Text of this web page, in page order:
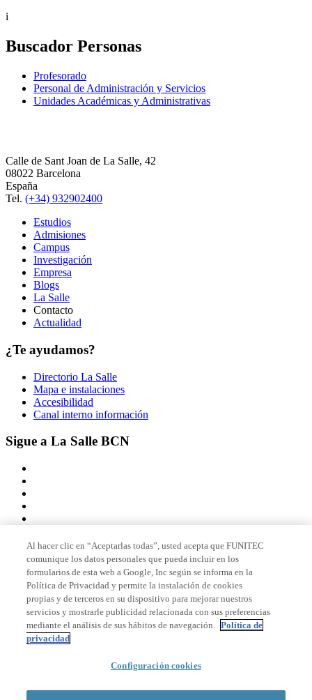
i
Buscador Personas
Profesorado
Personal de Administración y Servicios
Unidades Académicas y Administrativas
Calle de Sant Joan de La Salle, 42
08022 Barcelona
España
Tel. (+34) 932902400
Estudios
Admisiones
Campus
Investigación
Empresa
Blogs
La Salle
Contacto
Actualidad
¿Te ayudamos?
Directorio La Salle
Mapa e instalaciones
Accesibilidad
Canal interno información
Sigue a La Salle BCN
Miembro de
Acreditaciones
© 2026 La Salle Campus Barcelona - URL |
Al hacer clic en “Aceptarlas todas”, usted acepta que FUNITEC
comunique los datos personales que pueda incluir en los
formularios de esta web a Google, Inc según se informa en la
Política de Privacidad y permite la instalación de cookies
propias y de terceros en su dispositivo para mejorar nuestros
servicios y mostrarle publicidad relacionada con sus preferencias
mediante el análisis de sus hábitos de navegación. Política de
privacidad
Configuración cookies